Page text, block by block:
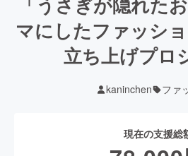
マにしたファッシ
立ち上げプロ
kaninchen ファ
現在の支援総